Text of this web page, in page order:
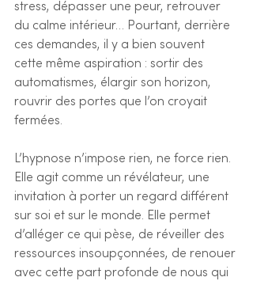
stress, dépasser une peur, retrouver
du calme intérieur… Pourtant, derrière
ces demandes, il y a bien souvent
cette même aspiration : sortir des
automatismes, élargir son horizon,
rouvrir des portes que l’on croyait
fermées.
L’hypnose n’impose rien, ne force rien.
Elle agit comme un révélateur, une
invitation à porter un regard différent
sur soi et sur le monde. Elle permet
d’alléger ce qui pèse, de réveiller des
ressources insoupçonnées, de renouer
avec cette part profonde de nous qui